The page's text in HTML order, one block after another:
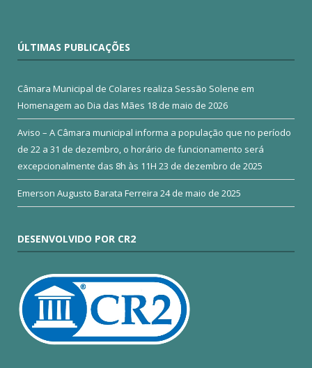
ÚLTIMAS PUBLICAÇÕES
Câmara Municipal de Colares realiza Sessão Solene em
Homenagem ao Dia das Mães 18 de maio de 2026
Aviso – A Câmara municipal informa a população que no período
de 22 a 31 de dezembro, o horário de funcionamento será
excepcionalmente das 8h às 11H 23 de dezembro de 2025
Emerson Augusto Barata Ferreira 24 de maio de 2025
DESENVOLVIDO POR CR2